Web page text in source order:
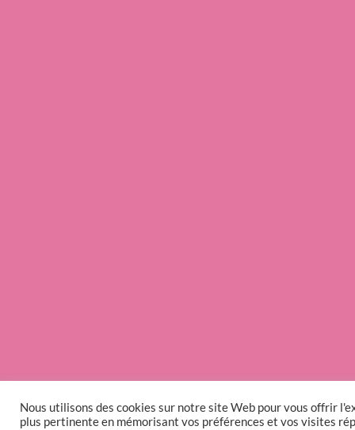
Nous utilisons des cookies sur notre site Web pour vous offrir
plus pertinente en mémorisant vos préférences et vos visites